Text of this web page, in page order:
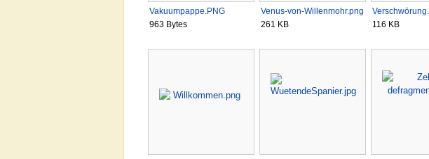
Vakuumpappe.PNG
963 Bytes
Venus-von-Willenmohr.png
261 KB
116 KB